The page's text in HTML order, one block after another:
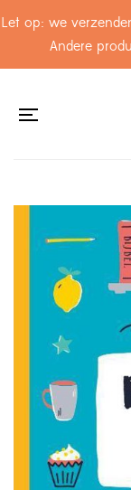
Let op: we
Andere